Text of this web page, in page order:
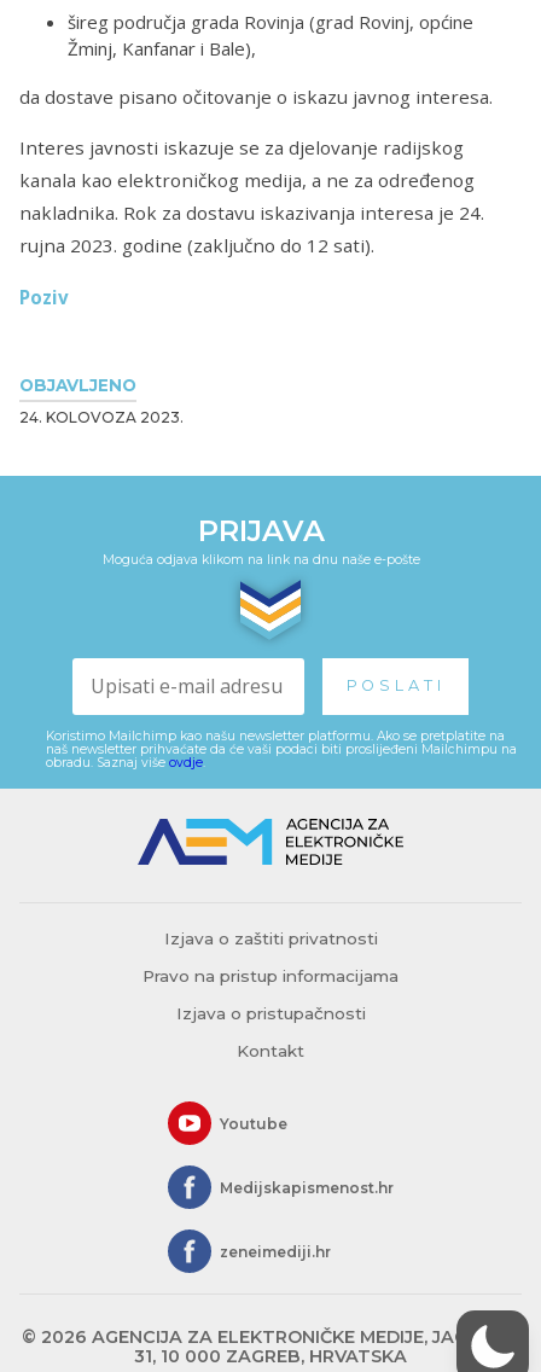
OBJAVLJENO
24. KOLOVOZA 2023.
šireg područja grada Rovinja (grad Rovinj, općine
Žminj, Kanfanar i Bale),
da dostave pisano očitovanje o iskazu javnog interesa.
Interes javnosti iskazuje se za djelovanje radijskog
kanala kao elektroničkog medija, a ne za određenog
nakladnika. Rok za dostavu iskazivanja interesa je 24.
rujna 2023. godine (zaključno do 12 sati).
Poziv
PRIJAVA
Moguća odjava klikom na link na dnu naše e-pošte
Koristimo Mailchimp kao našu newsletter platformu. Ako se pretplatite na
naš newsletter prihvaćate da će vaši podaci biti proslijeđeni Mailchimpu na
obradu. Saznaj više ovdje
Izjava o zaštiti privatnosti
Pravo na pristup informacijama
Izjava o pristupačnosti
Kontakt
Youtube
Medijskapismenost.hr
zeneimediji.hr
© 2026 AGENCIJA ZA ELEKTRONIČKE MEDIJE, JAGIĆEVA
31, 10 000 ZAGREB, HRVATSKA